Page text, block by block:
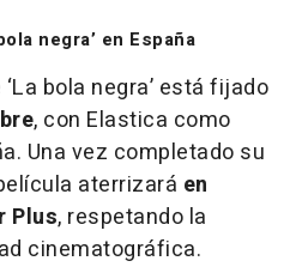
negra’ en España
bola negra’ está fijado
, con Elastica como
Una vez completado su
aterrizará en
Plus, respetando la
cinematográfica.